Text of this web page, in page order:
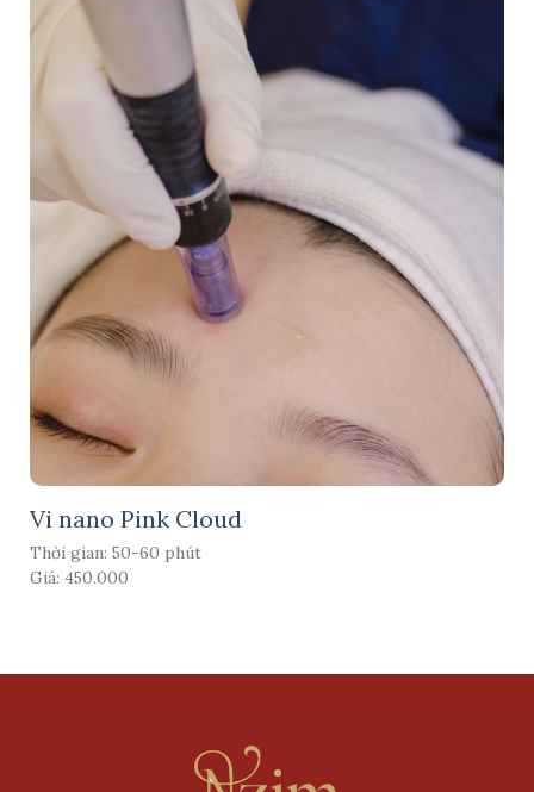
Vi nano Pink Cloud
Thời gian: 50-60 phút
Giá: 450.000